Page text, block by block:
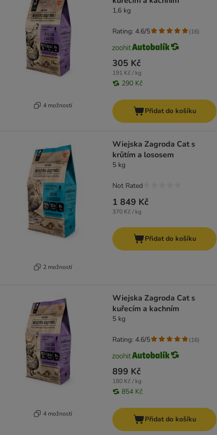
4 možností
1,6 kg
305 Kč
191 Kč / kg
290 Kč
Rating: 4.6/5 (16)
Přidat do košíku
2 možností
Wiejska Zagroda Cat s
krůtím a lososem
5 kg
1 849 Kč
370 Kč / kg
Not Rated
Přidat do košíku
4 možností
Wiejska Zagroda Cat s
kuřecím a kachním
5 kg
899 Kč
180 Kč / kg
854 Kč
Rating: 4.6/5 (16)
Přidat do košíku